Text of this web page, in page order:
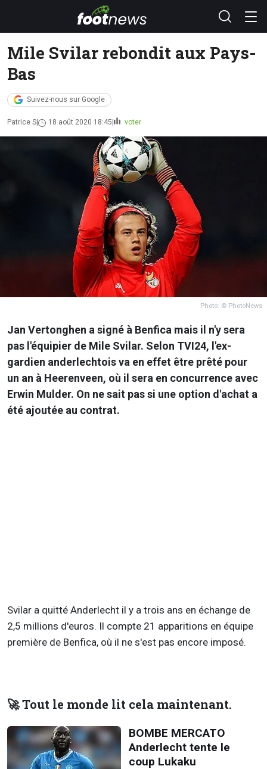
Mile Svilar rebondit aux Pays-
Bas
Suivez-nous sur Google
Patrice S 18 août 2020 18:45 voter
Photo: © PhotoNews
Jan Vertonghen a signé à Benfica mais il n'y sera
pas l'équipier de Mile Svilar. Selon TVI24, l'ex-
gardien anderlechtois va en effet être prêté pour
un an à Heerenveen, où il sera en concurrence avec
Erwin Mulder. On ne sait pas si une option d'achat a
été ajoutée au contrat.
Svilar a quitté Anderlecht il y a trois ans en échange de
2,5 millions d'euros. Il compte 21 apparitions en équipe
première de Benfica, où il ne s'est pas encore imposé.
🚀 Tout le monde lit cela maintenant.
BOMBE MERCATO
Anderlecht tente le
coup Lukaku